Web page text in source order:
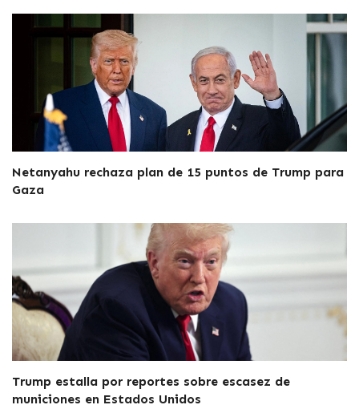
Netanyahu rechaza plan de 15 puntos de Trump para
Gaza
Trump estalla por reportes sobre escasez de
municiones en Estados Unidos